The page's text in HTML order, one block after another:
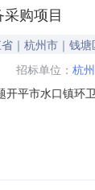
购项目
｜杭州市｜钱塘
招标单位： 杭
开平市水口镇环
卫有限公司中标